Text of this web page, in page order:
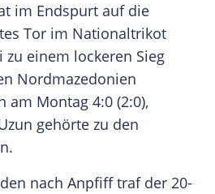
im Endspurt auf die
Tor im Nationaltrikot
einem lockeren Sieg
Nordmazedonien
am Montag 4:0 (2:0),
gehörte zu den
nach Anpfiff traf der 20-